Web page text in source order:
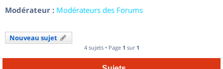
Modérateur : Modérateurs des Forums
Nouveau sujet
4 sujets • Page 1 sur 1